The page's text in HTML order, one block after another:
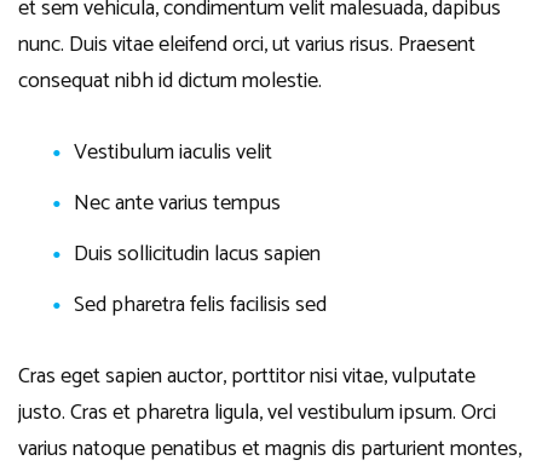
et sem vehicula, condimentum velit malesuada, dapibus
nunc. Duis vitae eleifend orci, ut varius risus. Praesent
consequat nibh id dictum molestie.
Vestibulum iaculis velit
Nec ante varius tempus
Duis sollicitudin lacus sapien
Sed pharetra felis facilisis sed
Cras eget sapien auctor, porttitor nisi vitae, vulputate
justo. Cras et pharetra ligula, vel vestibulum ipsum. Orci
varius natoque penatibus et magnis dis parturient montes,